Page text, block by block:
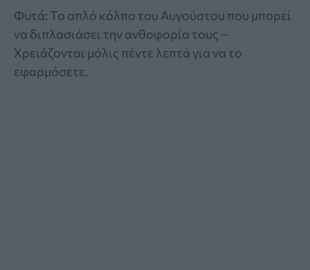
Φυτά: Το απλό κόλπο του Αυγούστου που μπορεί
να διπλασιάσει την ανθοφορία τους –
Χρειάζονται μόλις πέντε λεπτά για να το
εφαρμόσετε.